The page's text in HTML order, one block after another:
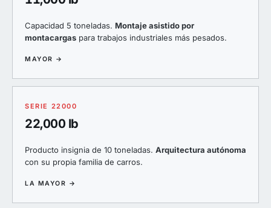
Capacidad 5 toneladas. Montaje asistido por
montacargas para trabajos industriales más pesados.
MAYOR →
SERIE 22000
22,000 lb
Producto insignia de 10 toneladas. Arquitectura autónoma
con su propia familia de carros.
LA MAYOR →